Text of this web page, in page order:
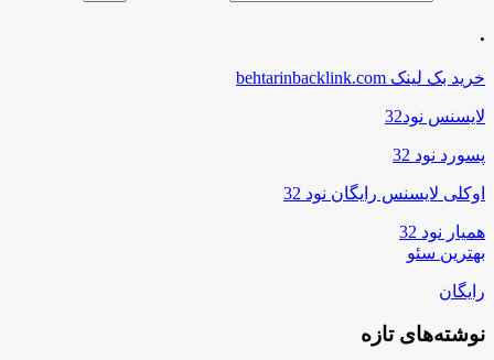
.
خرید بک لینک behtarinbacklink.com
لایسنس نود32
پسورد نود 32
اوکلی لایسنس رایگان نود 32
همیار نود 32
بهترین سئو
رایگان
نوشته‌های تازه